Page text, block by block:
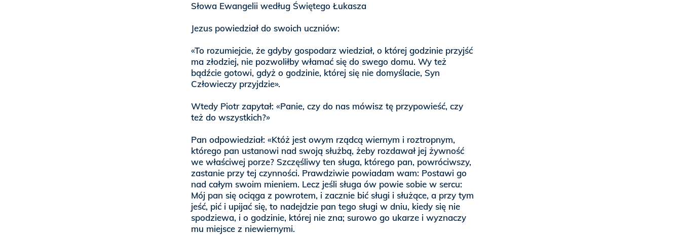
Słowa Ewangelii według Świętego Łukasza
Jezus powiedział do swoich uczniów:
«To rozumiejcie, że gdyby gospodarz wiedział, o której godzinie przyjść
ma złodziej, nie pozwoliłby włamać się do swego domu. Wy też
bądźcie gotowi, gdyż o godzinie, której się nie domyślacie, Syn
Człowieczy przyjdzie».
Wtedy Piotr zapytał: «Panie, czy do nas mówisz tę przypowieść, czy
też do wszystkich?»
Pan odpowiedział: «Któż jest owym rządcą wiernym i roztropnym,
którego pan ustanowi nad swoją służbą, żeby rozdawał jej żywność
we właściwej porze? Szczęśliwy ten sługa, którego pan, powróciwszy,
zastanie przy tej czynności. Prawdziwie powiadam wam: Postawi go
nad całym swoim mieniem. Lecz jeśli sługa ów powie sobie w sercu:
Mój pan się ociąga z powrotem, i zacznie bić sługi i służące, a przy tym
jeść, pić i upijać się, to nadejdzie pan tego sługi w dniu, kiedy się nie
spodziewa, i o godzinie, której nie zna; surowo go ukarze i wyznaczy
mu miejsce z niewiernymi.